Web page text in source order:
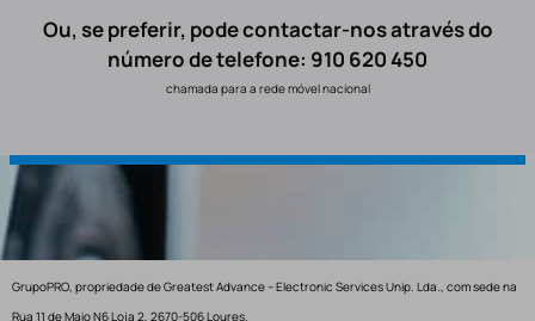
Ou, se preferir, pode contactar-nos através do
número de telefone: 910 620 450
chamada para a rede móvel nacional
GrupoPRO, propriedade de Greatest Advance – Electronic Services Unip. Lda., com sede na
Rua 11 de Maio N6 Loja 2, 2670-506 Loures.